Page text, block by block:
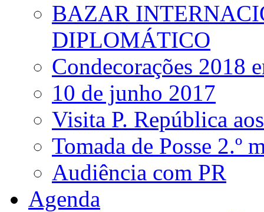
BAZAR
DIPLOMÁTICO
Condecorações 2018
10 de junho 2017
Visita P. República
Tomada de Posse 2.º
Audiência com PR
Agenda